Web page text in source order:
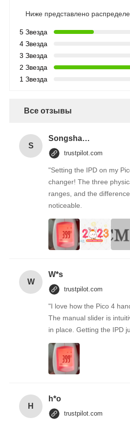
Ниже представлено
5 Звезда
4 Звезда
3 Звезда
2 Звезда
1 Звезда
Все отзывы
S
Songshang
trustpilot.com
"Setting the IPD on my
changer! The three
ranges, and the
noticeable.
W
W*s
trustpilot.com
"I love how the Pico 4
The manual slider is
in place. Getting the IPD
H
h*o
trustpilot.com